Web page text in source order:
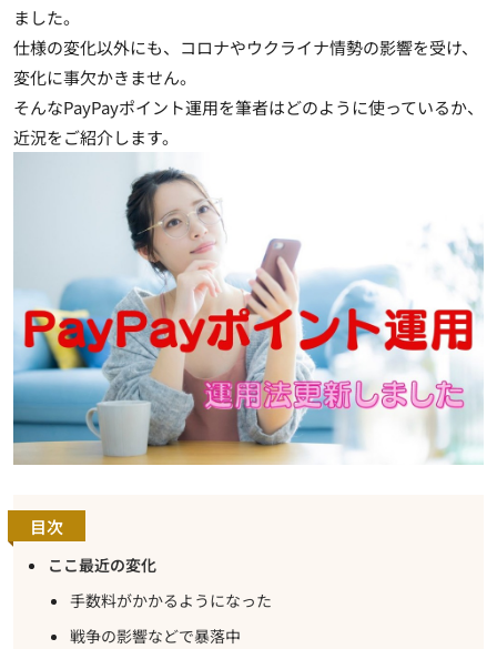
ました。
仕様の変化以外にも、コロナやウクライナ情勢の影響を受け、
変化に事欠かきません。
そんなPayPayポイント運用を筆者はどのように使っているか、
近況をご紹介します。
目次
ここ最近の変化
手数料がかかるようになった
戦争の影響などで暴落中